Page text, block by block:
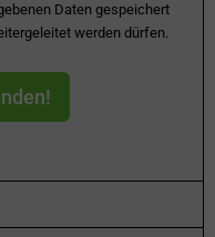
Daten gespeichert
werden dürfen.